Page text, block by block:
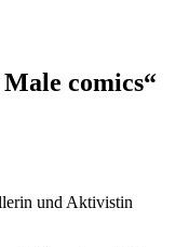
comics“
und Aktivistin